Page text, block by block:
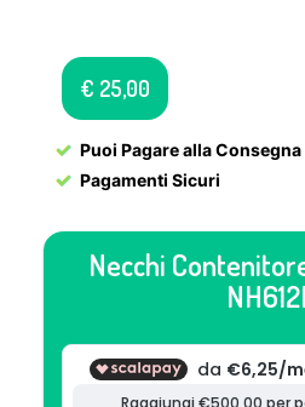
€ 25,00
Puoi Pagare alla Consegna
Pagamenti Sicuri
Necchi